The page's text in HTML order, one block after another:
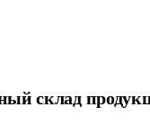
склад